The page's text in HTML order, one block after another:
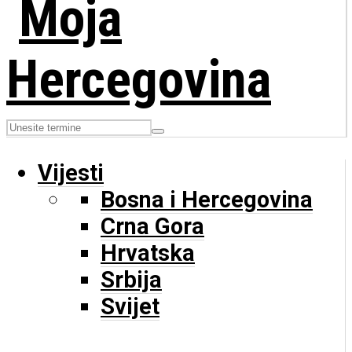
Vijesti
Bosna i Hercegovina
Crna Gora
Hrvatska
Srbija
Svijet